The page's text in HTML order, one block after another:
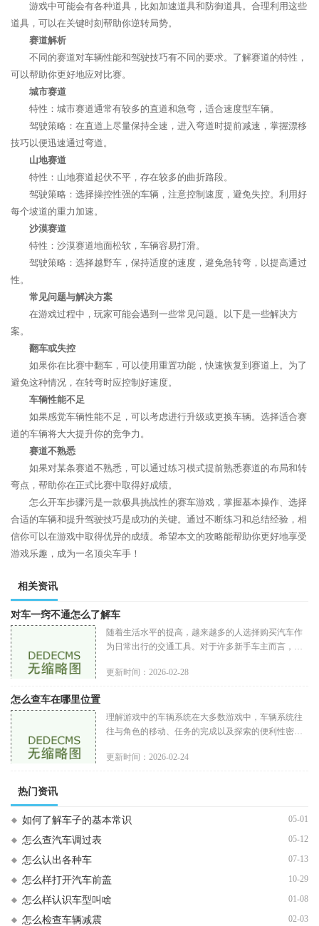
游戏中可能会有各种道具，比如加速道具和防御道具。合理利用这些
道具，可以在关键时刻帮助你逆转局势。
赛道解析
不同的赛道对车辆性能和驾驶技巧有不同的要求。了解赛道的特性，
可以帮助你更好地应对比赛。
城市赛道
特性：城市赛道通常有较多的直道和急弯，适合速度型车辆。
驾驶策略：在直道上尽量保持全速，进入弯道时提前减速，掌握漂移
技巧以便迅速通过弯道。
山地赛道
特性：山地赛道起伏不平，存在较多的曲折路段。
驾驶策略：选择操控性强的车辆，注意控制速度，避免失控。利用好
每个坡道的重力加速。
沙漠赛道
特性：沙漠赛道地面松软，车辆容易打滑。
驾驶策略：选择越野车，保持适度的速度，避免急转弯，以提高通过
性。
常见问题与解决方案
在游戏过程中，玩家可能会遇到一些常见问题。以下是一些解决方
案。
翻车或失控
如果你在比赛中翻车，可以使用重置功能，快速恢复到赛道上。为了
避免这种情况，在转弯时应控制好速度。
车辆性能不足
如果感觉车辆性能不足，可以考虑进行升级或更换车辆。选择适合赛
道的车辆将大大提升你的竞争力。
赛道不熟悉
如果对某条赛道不熟悉，可以通过练习模式提前熟悉赛道的布局和转
弯点，帮助你在正式比赛中取得好成绩。
怎么开车步骤污是一款极具挑战性的赛车游戏，掌握基本操作、选择
合适的车辆和提升驾驶技巧是成功的关键。通过不断练习和总结经验，相
信你可以在游戏中取得优异的成绩。希望本文的攻略能帮助你更好地享受
游戏乐趣，成为一名顶尖车手！
相关资讯
对车一窍不通怎么了解车
随着生活水平的提高，越来越多的人选择购买汽车作
为日常出行的交通工具。对于许多新手车主而言，面
中，我们将为对车一窍不通
更新时间：2026-02-28
怎么查车在哪里位置
理解游戏中的车辆系统在大多数游戏中，车辆系统往
往与角色的移动、任务的完成以及探索的便利性密切
或购买：有些游戏要求玩家
更新时间：2026-02-24
热门资讯
如何了解车子的基本常识 05-01
怎么查汽车调过表 05-12
怎么认出各种车 07-13
怎么样打开汽车前盖 10-29
怎么样认识车型叫啥 01-08
怎么检查车辆减震 02-03